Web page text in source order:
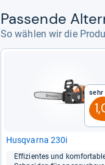
Pas­sende
So wählen wir die
Hus­qvarna 230i
Effi­zi­en­tes und